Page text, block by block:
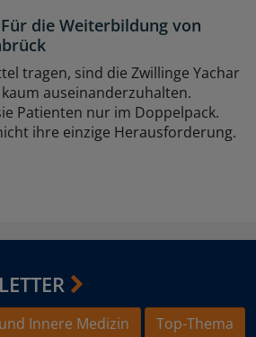
die Weiterbildung von
tragen, sind die Zwillinge Yachar
auseinanderzuhalten.
Patienten nur im Doppelpack.
ihre einzige Herausforderung.
Innere Medizin
Top-Thema